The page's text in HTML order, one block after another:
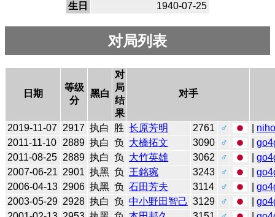
生日
1940-07-25
对局列表
日期
等级
分
黑白
对
局
结
果
对手
2019-11-07 2917 执白 胜 长原芳明 2761 ♂
2011-11-10
2889 执白 负 大橋拓文 3090 ♂ |
2011-08-25 2889 执白 负 大竹英雄 3062 ♂ |
2007-06-21 2901 执黑 负 王銘琬 3243 ♂ |
2006-04-13 2906 执黑 负 石田芳夫 3114 ♂ |
2003-05-29 2928 执白 负 中小野田智己 3129 ♂ |